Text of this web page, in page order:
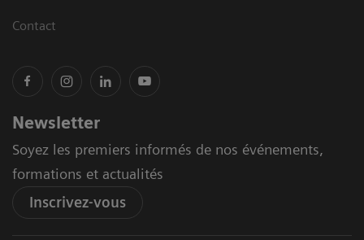
Contact
Newsletter
Soyez les premiers informés de nos événements,
formations et actualités
Inscrivez-vous